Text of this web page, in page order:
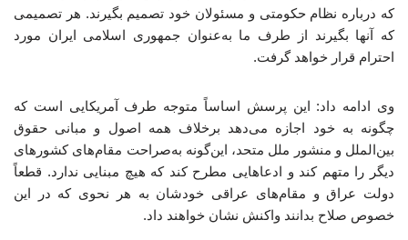
که درباره نظام حکومتی و مسئولان خود تصمیم بگیرند. هر تصمیمی
که آنها بگیرند از طرف ما به‌عنوان جمهوری اسلامی ایران مورد
احترام قرار خواهد گرفت.
وی ادامه داد: این پرسش اساساً متوجه طرف آمریکایی است که
چگونه به خود اجازه می‌دهد برخلاف همه اصول و مبانی حقوق
بین‌الملل و منشور ملل متحد، این‌گونه به‌صراحت مقام‌های کشورهای
دیگر را متهم کند و ادعاهایی مطرح کند که هیچ مبنایی ندارد. قطعاً
دولت عراق و مقام‌های عراقی خودشان به هر نحوی که در این
خصوص صلاح بدانند واکنش نشان خواهند داد.